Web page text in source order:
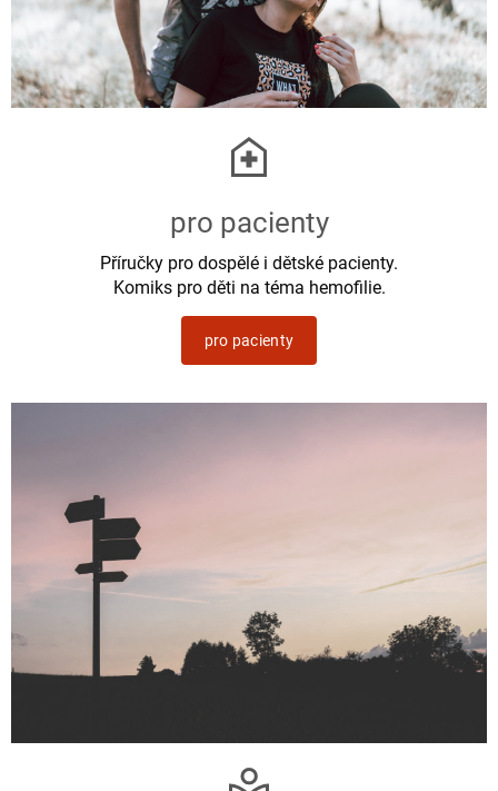
pro pacienty
Příručky pro dospělé i dětské pacienty.
Komiks pro děti na téma hemofilie.
pro pacienty